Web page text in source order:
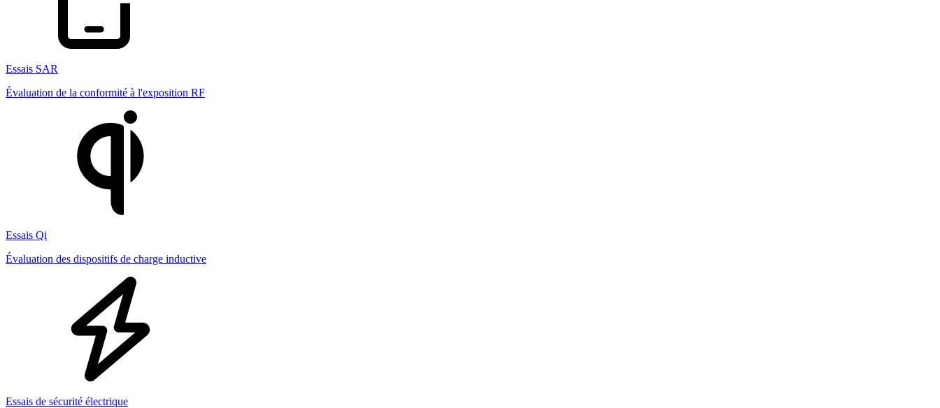
Essais SAR
Évaluation de la conformité à l'exposition RF
Essais Qi
Évaluation des dispositifs de charge inductive
Essais de sécurité électrique